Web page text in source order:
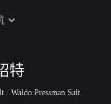
特
/ Waldo Pressman Salt